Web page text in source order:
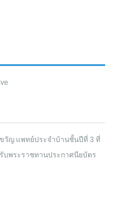
ญ แพทย์ประจำบ้านชั้นปีที่ 3 ที่
บพระราชทานประกาศนียบัตร